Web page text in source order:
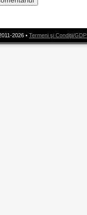
2026 • Termeni şi Condiţii/